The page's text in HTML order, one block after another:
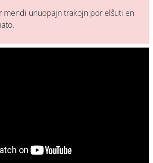
mendi unuopajn trakojn por elŝuti en